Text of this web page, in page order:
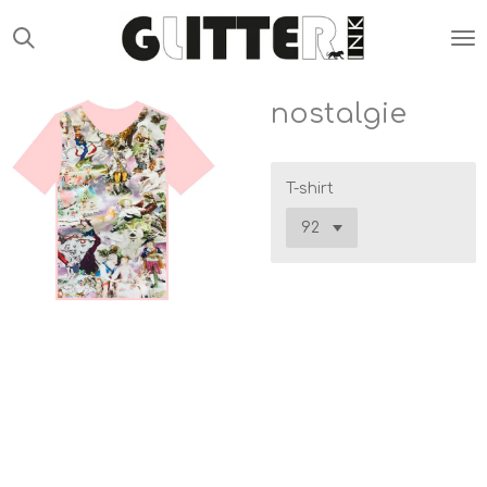
direct
hoofdinhoud
nostalgie
T-shirt